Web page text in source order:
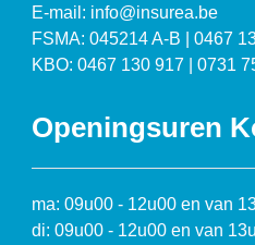
E-mail: info@insurea.be
FSMA: 045214 A-B | 0467
KBO: 0467 130 917 | 0731
Openingsuren
ma: 09u00 - 12u00 en van
di: 09u00 - 12u00 en van